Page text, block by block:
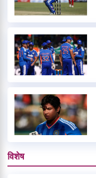
विशेष